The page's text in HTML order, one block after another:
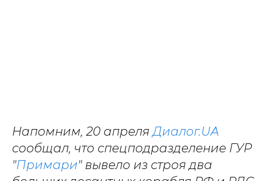
Напомним, 20 апреляДиалог.UA
сообщал, что спецподразделение ГУР
"Примари" вывело из строя два